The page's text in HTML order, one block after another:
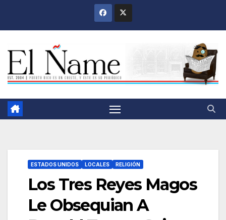
ESTADOS UNIDOS LOCALES RELIGIÓN
Los Tres Reyes Magos
Le Obsequian A